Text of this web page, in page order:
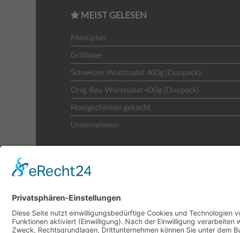
MEIST GELESEN
Menüplan
Grillhaxe
Schweizer Wurstsalat 400g (Duopack)
Orig. Bay. Wurstsalat 400g (Duopack)
Honigschinken gekocht
Unternehmen
H. Gugel